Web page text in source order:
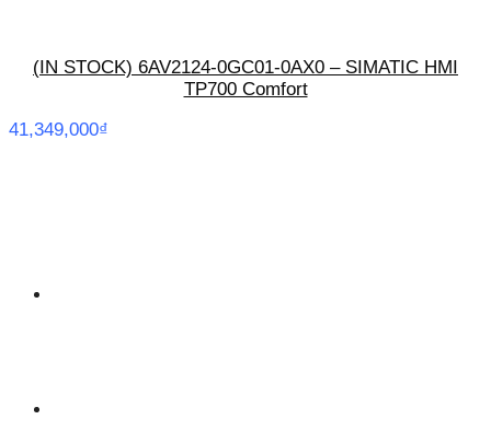
(IN STOCK) 6AV2124-0GC01-0AX0 – SIMATIC HMI
TP700 Comfort
41,349,000₫